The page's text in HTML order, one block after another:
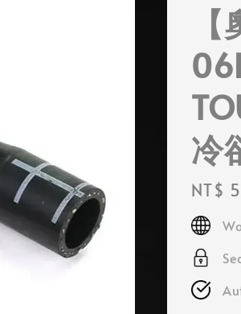
冷
price
NT$